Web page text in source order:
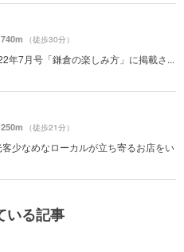
（徒歩30分）
年7月号「鎌倉の楽しみ方」に掲載さ...
（徒歩21分）
少なめなローカルが立ち寄るお店をい
いる記事